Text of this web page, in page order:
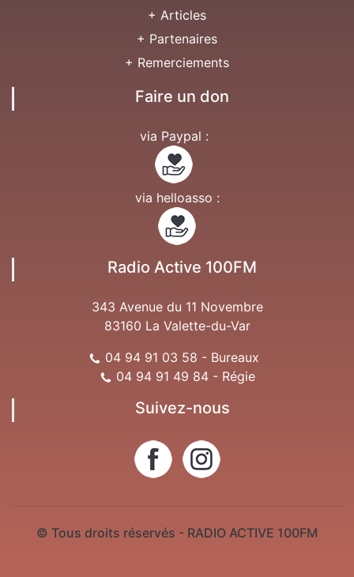
+ Articles
+ Partenaires
+ Remerciements
Faire un don
via Paypal :
via helloasso :
Radio Active 100FM
343 Avenue du 11 Novembre
83160 La Valette-du-Var
04 94 91 03 58 - Bureaux
04 94 91 49 84 - Régie
Suivez-nous
© Tous droits réservés - RADIO ACTIVE 100FM